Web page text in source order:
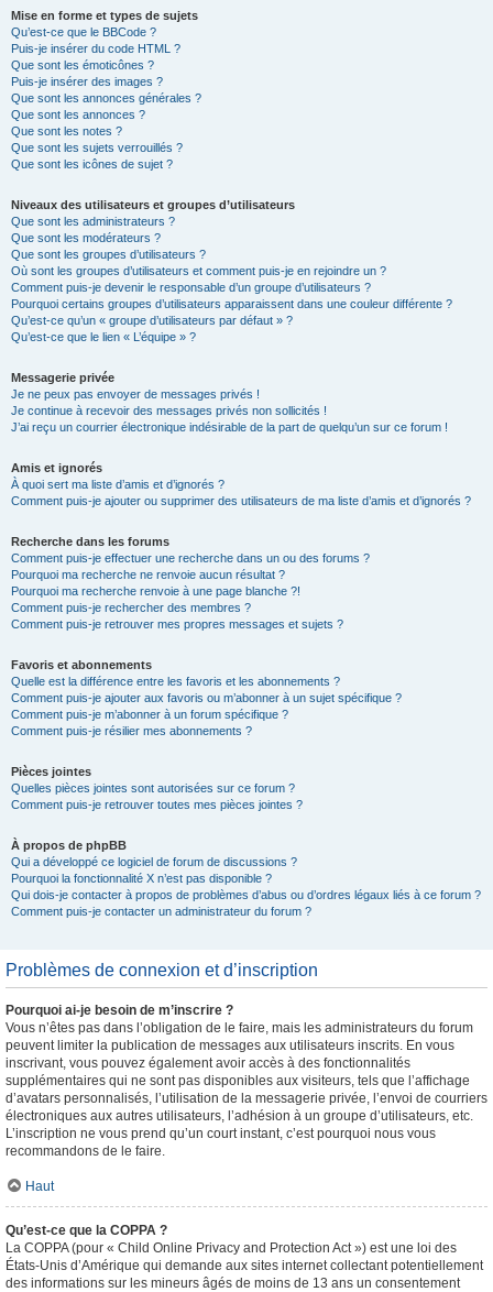
Mise en forme et types de sujets
Qu’est-ce que le BBCode ?
Puis-je insérer du code HTML ?
Que sont les émoticônes ?
Puis-je insérer des images ?
Que sont les annonces générales ?
Que sont les annonces ?
Que sont les notes ?
Que sont les sujets verrouillés ?
Que sont les icônes de sujet ?
Niveaux des utilisateurs et groupes d’utilisateurs
Que sont les administrateurs ?
Que sont les modérateurs ?
Que sont les groupes d’utilisateurs ?
Où sont les groupes d’utilisateurs et comment puis-je en rejoindre un ?
Comment puis-je devenir le responsable d’un groupe d’utilisateurs ?
Pourquoi certains groupes d’utilisateurs apparaissent dans une couleur différente ?
Qu’est-ce qu’un « groupe d’utilisateurs par défaut » ?
Qu’est-ce que le lien « L’équipe » ?
Messagerie privée
Je ne peux pas envoyer de messages privés !
Je continue à recevoir des messages privés non sollicités !
J’ai reçu un courrier électronique indésirable de la part de quelqu’un sur ce forum !
Amis et ignorés
À quoi sert ma liste d’amis et d’ignorés ?
Comment puis-je ajouter ou supprimer des utilisateurs de ma liste d’amis et d’ignorés ?
Recherche dans les forums
Comment puis-je effectuer une recherche dans un ou des forums ?
Pourquoi ma recherche ne renvoie aucun résultat ?
Pourquoi ma recherche renvoie à une page blanche ?!
Comment puis-je rechercher des membres ?
Comment puis-je retrouver mes propres messages et sujets ?
Favoris et abonnements
Quelle est la différence entre les favoris et les abonnements ?
Comment puis-je ajouter aux favoris ou m’abonner à un sujet spécifique ?
Comment puis-je m’abonner à un forum spécifique ?
Comment puis-je résilier mes abonnements ?
Pièces jointes
Quelles pièces jointes sont autorisées sur ce forum ?
Comment puis-je retrouver toutes mes pièces jointes ?
À propos de phpBB
Qui a développé ce logiciel de forum de discussions ?
Pourquoi la fonctionnalité X n’est pas disponible ?
Qui dois-je contacter à propos de problèmes d’abus ou d’ordres légaux liés à ce forum ?
Comment puis-je contacter un administrateur du forum ?
Problèmes de connexion et d’inscription
Pourquoi ai-je besoin de m’inscrire ?
Vous n’êtes pas dans l’obligation de le faire, mais les administrateurs du forum
peuvent limiter la publication de messages aux utilisateurs inscrits. En vous
inscrivant, vous pouvez également avoir accès à des fonctionnalités
supplémentaires qui ne sont pas disponibles aux visiteurs, tels que l’affichage
d’avatars personnalisés, l’utilisation de la messagerie privée, l’envoi de courriers
électroniques aux autres utilisateurs, l’adhésion à un groupe d’utilisateurs, etc.
L’inscription ne vous prend qu’un court instant, c’est pourquoi nous vous
recommandons de le faire.
Haut
Qu’est-ce que la COPPA ?
La COPPA (pour « Child Online Privacy and Protection Act ») est une loi des
États-Unis d’Amérique qui demande aux sites internet collectant potentiellement
des informations sur les mineurs âgés de moins de 13 ans un consentement